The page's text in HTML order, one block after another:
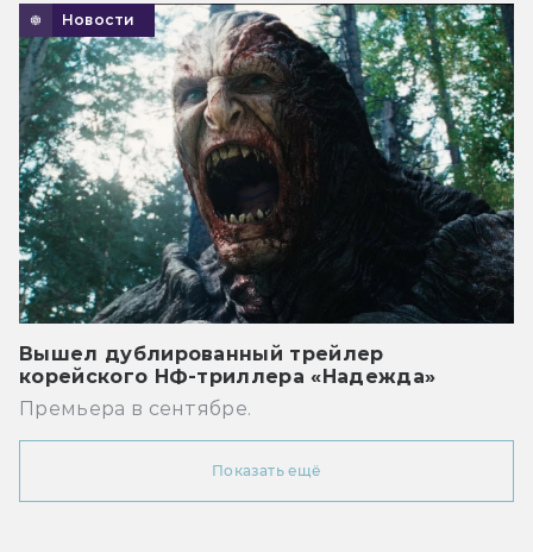
Новости
Вышел дублированный трейлер
корейского НФ-триллера «Надежда»
Премьера в сентябре.
Показать ещё